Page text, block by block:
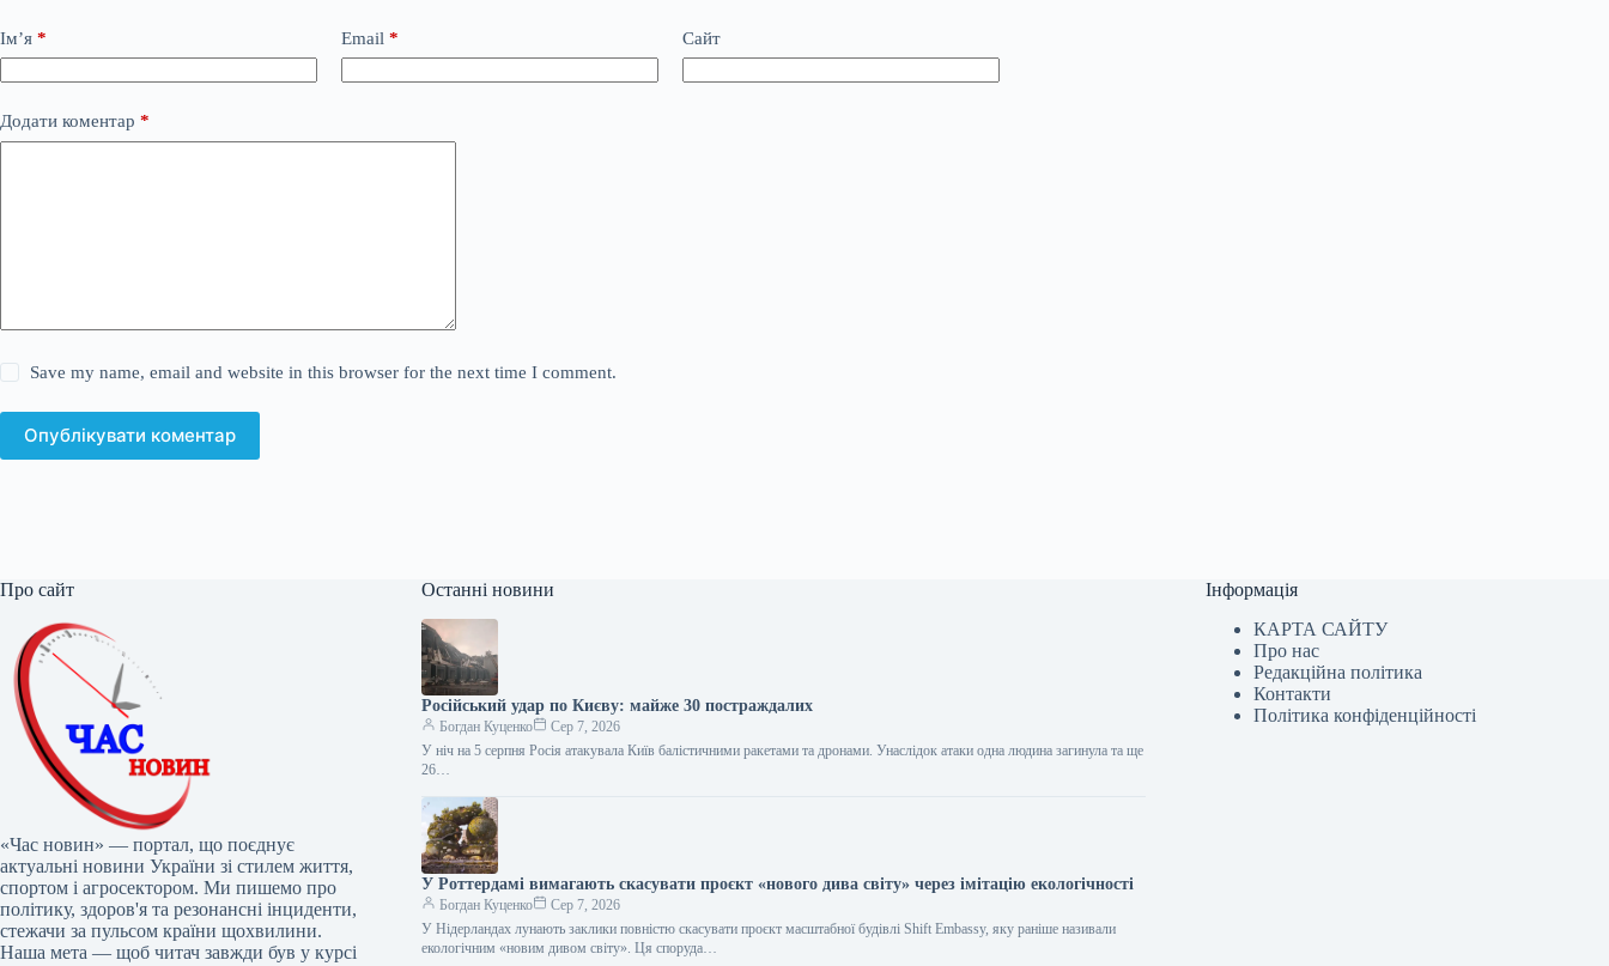
Ім’я * Email * Сайт
Додати коментар *
Save my name, email and website in this browser for the next time I comment.
Опублікувати коментар
Про сайт
«Час новин» — портал, що поєднує
актуальні новини України зі стилем життя,
спортом і агросектором. Ми пишемо про
політику, здоров'я та резонансні інциденти,
стежачи за пульсом країни щохвилини.
Наша мета — щоб читач завжди був у курсі
Останні новини
Російський удар по Києву: майже 30 постраждалих
Богдан Куценко
Сер 7, 2026
У ніч на 5 серпня Росія атакувала Київ балістичними ракетами та дронами. Унаслідок атаки одна людина загинула та ще
26…
У Роттердамі вимагають скасувати проєкт «нового дива світу» через імітацію екологічності
Богдан Куценко
Сер 7, 2026
У Нідерландах лунають заклики повністю скасувати проєкт масштабної будівлі Shift Embassy, яку раніше називали
екологічним «новим дивом світу». Ця споруда…
Інформація
КАРТА САЙТУ
Про нас
Редакційна політика
Контакти
Політика конфіденційності